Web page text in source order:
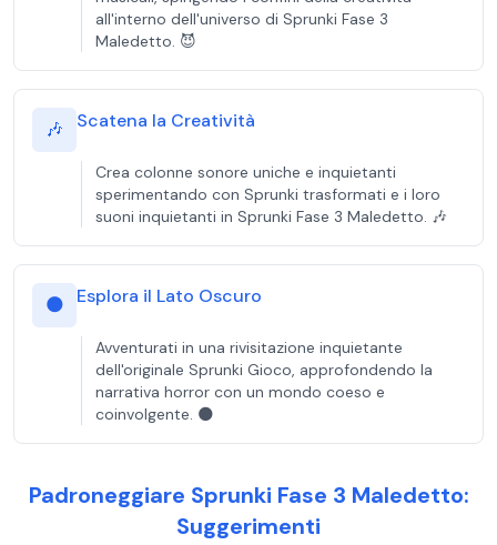
all'interno dell'universo di Sprunki Fase 3
Maledetto. 😈
🎶 Scatena la Creatività
Crea colonne sonore uniche e inquietanti
sperimentando con Sprunki trasformati e i loro
suoni inquietanti in Sprunki Fase 3 Maledetto. 🎶
🌑 Esplora il Lato Oscuro
Avventurati in una rivisitazione inquietante
dell'originale Sprunki Gioco, approfondendo la
narrativa horror con un mondo coeso e
coinvolgente. 🌑
Padroneggiare Sprunki Fase 3 Maledetto:
Suggerimenti